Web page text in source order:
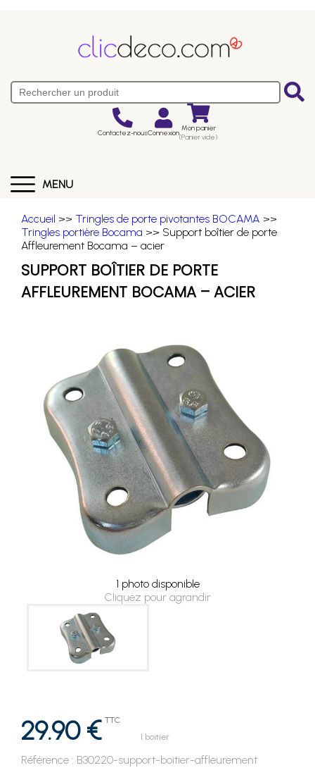
Contactez-nousConnexion Mon panier
(Panier vide)
MENU
Accueil >> Tringles de porte pivotantes BOCAMA >>
Tringles portière Bocama >> Support boîtier de porte
Affleurement Bocama – acier
SUPPORT BOÎTIER DE PORTE
AFFLEUREMENT BOCAMA – ACIER
1 photo disponible
Cliquez pour agrandir
29.90 € TTC
1 boitier
Référence : B30220-support-boitier-affleurement